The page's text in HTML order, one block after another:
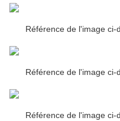
Référence de l'image
Référence de l'image
Référence de l'image